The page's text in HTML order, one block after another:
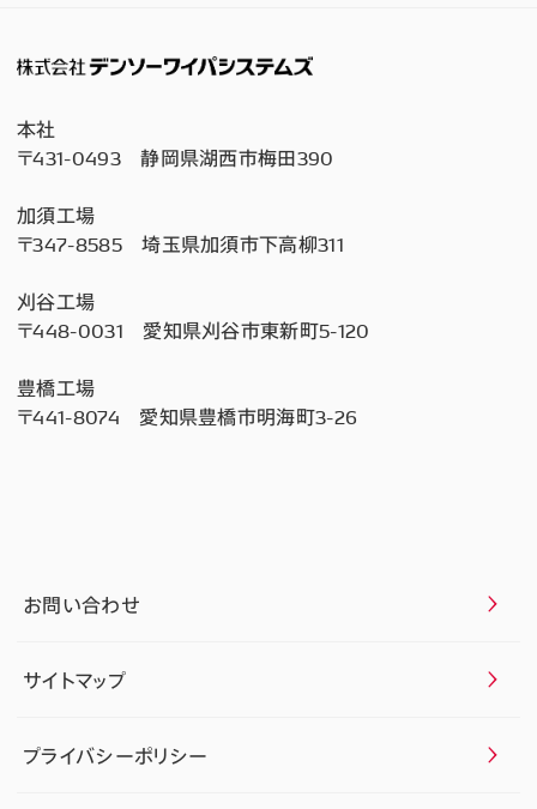
本社
〒431-0493 静岡県湖西市梅田390
加須工場
〒347-8585 埼玉県加須市下高柳311
刈谷工場
〒448-0031 愛知県刈谷市東新町5-120
豊橋工場
〒441-8074 愛知県豊橋市明海町3-26
お問い合わせ
サイトマップ
プライバシーポリシー